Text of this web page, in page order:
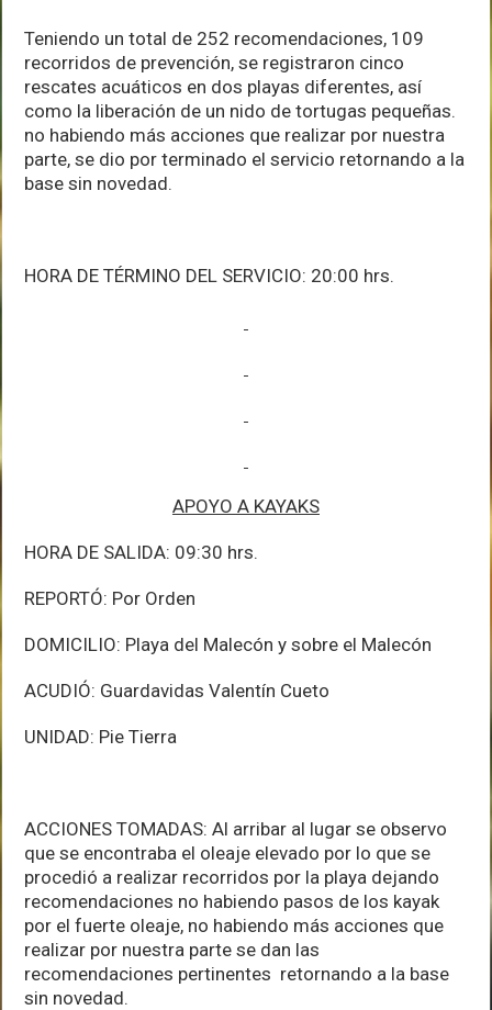
Teniendo un total de 252 recomendaciones, 109
recorridos de prevención, se registraron cinco
rescates acuáticos en dos playas diferentes, así
como la liberación de un nido de tortugas pequeñas.
no habiendo más acciones que realizar por nuestra
parte, se dio por terminado el servicio retornando a la
base sin novedad.
HORA DE TÉRMINO DEL SERVICIO: 20:00 hrs.
APOYO A KAYAKS
HORA DE SALIDA: 09:30 hrs.
REPORTÓ: Por Orden
DOMICILIO: Playa del Malecón y sobre el Malecón
ACUDIÓ: Guardavidas Valentín Cueto
UNIDAD: Pie Tierra
ACCIONES TOMADAS: Al arribar al lugar se observo
que se encontraba el oleaje elevado por lo que se
procedió a realizar recorridos por la playa dejando
recomendaciones no habiendo pasos de los kayak
por el fuerte oleaje, no habiendo más acciones que
realizar por nuestra parte se dan las
recomendaciones pertinentes retornando a la base
sin novedad.